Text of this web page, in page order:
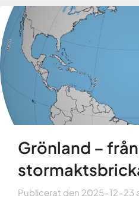
Grönland –
Publicerat den 2025-12-23